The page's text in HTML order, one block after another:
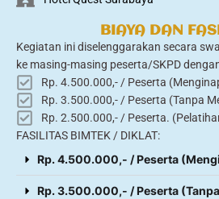
BIAYA DAN
Kegiatan ini diselenggarakan secara
ke masing-masing peserta/SKPD
Rp. 4.500.000,- / Peserta
Rp. 3.500.000,- / Peserta (Tanpa
Rp. 2.500.000,- / Peserta.
FASILITAS BIMTEK / DIKLAT:
Rp. 4.500.000,- / Peserta
Rp. 3.500.000,- / Peserta